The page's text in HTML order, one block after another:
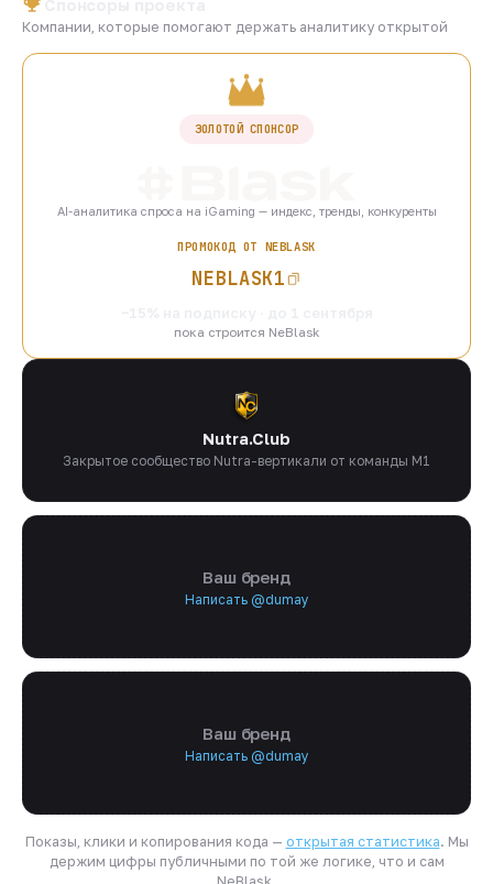
Компании, которые помогают держать аналитику открытой
ЗОЛОТОЙ СПОНСОР
AI-аналитика спроса на iGaming — индекс, тренды, конкуренты
ПРОМОКОД ОТ NEBLASK
NEBLASK1
пока строится NeBlask
Nutra.Club
Закрытое сообщество Nutra-вертикали от команды M1
Ваш бренд
Написать @dumay
Ваш бренд
Написать @dumay
Показы, клики и копирования кода — открытая статистика. Мы
держим цифры публичными по той же логике, что и сам